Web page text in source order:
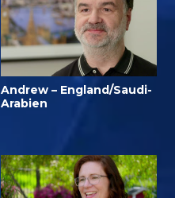
Andrew – England/Saudi-
Arabien